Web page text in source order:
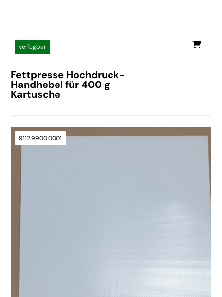
verfügbar
Fettpresse Hochdruck-
Handhebel für 400 g
Kartusche
9112.9900.0001